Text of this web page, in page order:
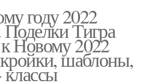
году 2022
Тигра
Новому 2022
шаблоны,